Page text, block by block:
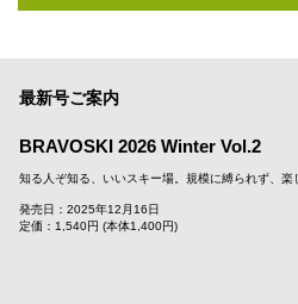
最新号ご案内
BRAVOSKI 2026 Winter Vol.2
知る人ぞ知る、いいスキー場。規模に縛られず、楽
発売日：2025年12月16日
定価：1,540円 (本体1,400円)